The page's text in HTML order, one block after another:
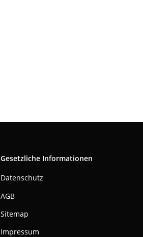
Gesetzliche Informationen
Datenschutz
AGB
Sitemap
Impressum